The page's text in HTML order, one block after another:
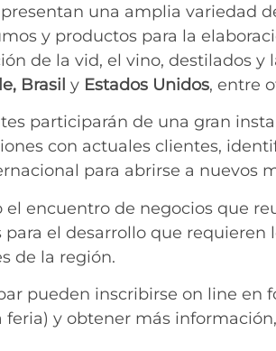
una amplia variedad
y productos para la
de la vid, el vino, destilados
Brasil y Estados Unidos, entre
participarán de una gran
con actuales clientes,
para abrirse a nuevos
el encuentro de negocios que
el desarrollo que requieren
de la región.
pueden inscribirse on line en
y obtener más